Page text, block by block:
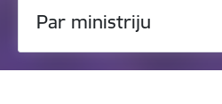
Par ministriju